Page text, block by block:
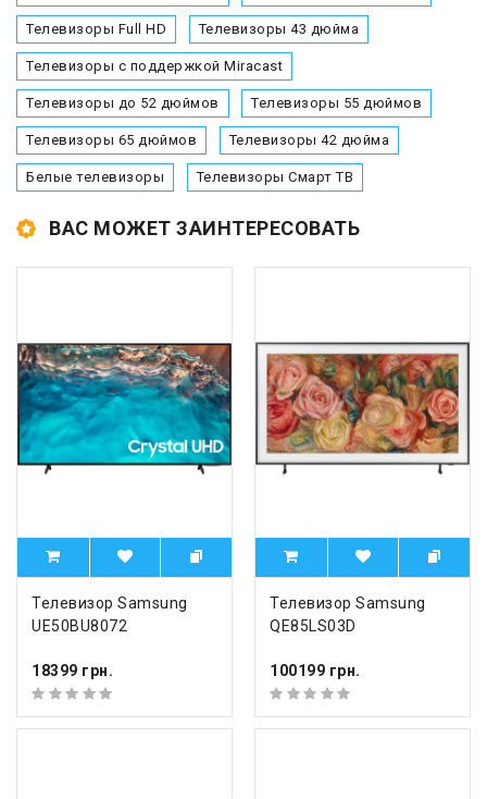
Телевизоры Full HD Телевизоры 43 дюйма
Телевизоры с поддержкой Miracast
Телевизоры до 52 дюймов Телевизоры 55 дюймов
Телевизоры 65 дюймов Телевизоры 42 дюйма
Белые телевизоры Телевизоры Смарт ТВ
ВАС МОЖЕТ ЗАИНТЕРЕСОВАТЬ
Телевизор Samsung
UE50BU8072
18399 грн.
Телевизор Samsung
QE85LS03D
100199 грн.